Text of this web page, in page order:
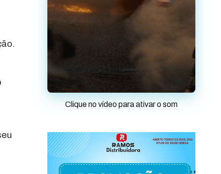
Clique no vídeo para ativar o som